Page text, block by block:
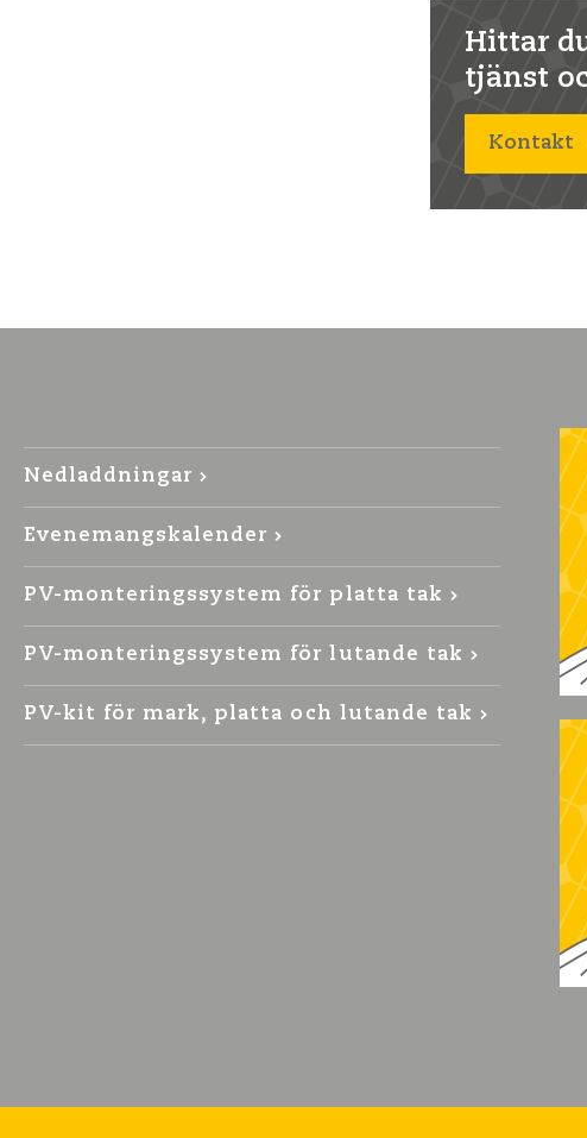
Hittar
tjänst
Kontakt
Nedladdningar
Evenemangskalender
PV-monteringssystem för platta tak
PV-monteringssystem för lutande tak
PV-kit för mark, platta och lutande tak